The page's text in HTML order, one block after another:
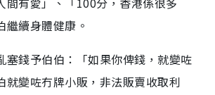
繼續身體健康。
塞錢予伯伯：「如果你俾錢，就變咗
就變咗冇牌小販，非法販賣收取利